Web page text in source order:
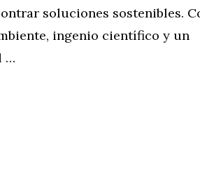
soluciones sostenibles.
ingenio científico y un
…